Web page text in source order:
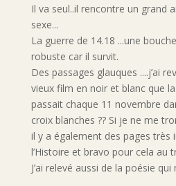
Il va seul..il rencontre un grand
sexe...
La guerre de 14.18 ...une
robuste car il survit.
Des passages glauques ....j’ai
vieux film en noir et blanc que
passait chaque 11 novembre
croix blanches ?? Si je ne me
il y a également des pages très
l’Histoire et bravo pour cela au
J’ai relevé aussi de la poésie qui